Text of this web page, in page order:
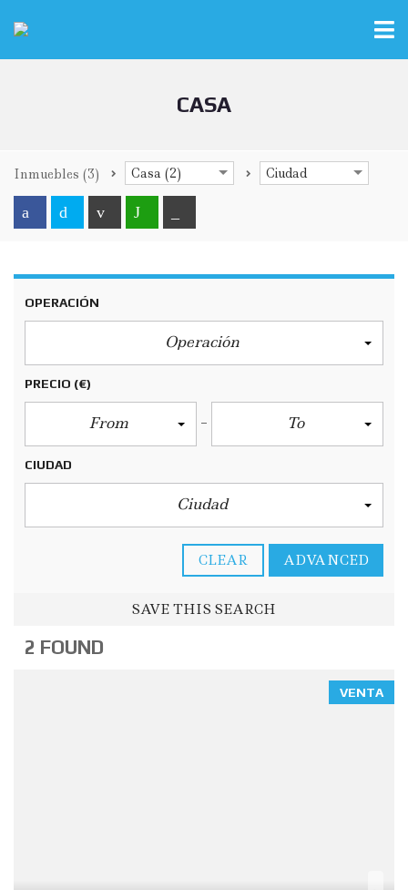
CASA
Inmuebles (3) Casa (2) Ciudad
OPERACIÓN
Operación
PRECIO (€)
From To
CIUDAD
Ciudad
CLEAR ADVANCED
SAVE THIS SEARCH
2 FOUND
VENTA